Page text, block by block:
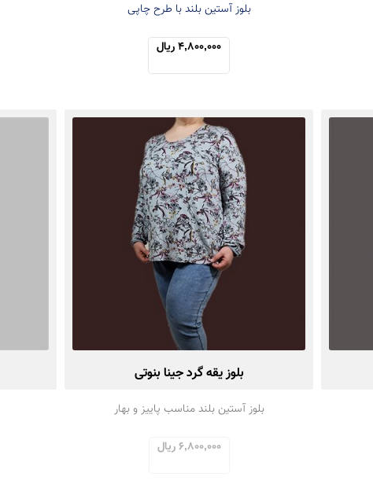
بلوز آستین بلند با طرح چاپی
4,800,000 ریال
بلوز یقه گرد جینا بنوتی
بلوز آستین بلند مناسب پاییز و بهار
6,800,000 ریال